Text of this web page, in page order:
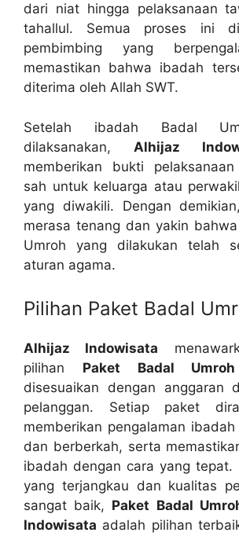
dari niat hingga pelaksanaan
tahallul. Semua proses ini
pembimbing yang
memastikan bahwa ibadah
diterima oleh Allah SWT.
Setelah ibadah Badal
dilaksanakan, Alhijaz
memberikan bukti
sah untuk keluarga atau
yang diwakili. Dengan
merasa tenang dan yakin
Umroh yang dilakukan telah
aturan agama.
Pilihan Paket Badal
Alhijaz Indowisata
pilihan Paket Badal Umroh
disesuaikan dengan anggaran
pelanggan. Setiap paket
memberikan pengalaman
dan berberkah, serta
ibadah dengan cara yang tepat.
yang terjangkau dan kualitas
sangat baik, Paket Badal
Indowisata adalah pilihan